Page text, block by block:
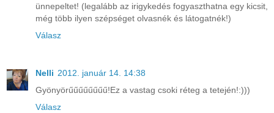
ünnepeltet! (legalább az irigykedés fogyaszthatna egy kicsit,
még több ilyen szépséget olvasnék és látogatnék!)
Válasz
Nelli 2012. január 14. 14:38
Gyönyörűűűűűűűű!Ez a vastag csoki réteg a tetején!:)))
Válasz